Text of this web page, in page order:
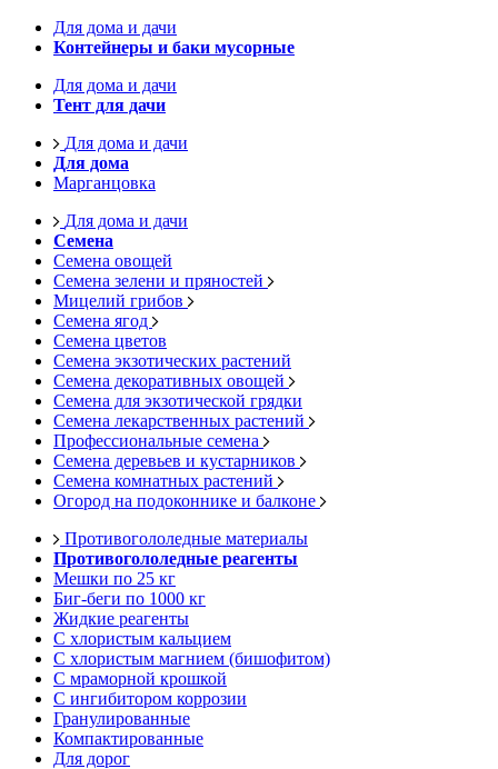
Для дома и дачи
Контейнеры и баки мусорные
Для дома и дачи
Тент для дачи
Для дома и дачи
Для дома
Марганцовка
Для дома и дачи
Семена
Семена овощей
Семена зелени и пряностей
Мицелий грибов
Семена ягод
Семена цветов
Семена экзотических растений
Семена декоративных овощей
Семена для экзотической грядки
Семена лекарственных растений
Профессиональные семена
Семена деревьев и кустарников
Семена комнатных растений
Огород на подоконнике и балконе
Противогололедные материалы
Противогололедные реагенты
Мешки по 25 кг
Биг-беги по 1000 кг
Жидкие реагенты
С хлористым кальцием
С хлористым магнием (бишофитом)
С мраморной крошкой
С ингибитором коррозии
Гранулированные
Компактированные
Для дорог